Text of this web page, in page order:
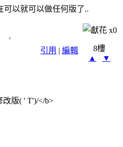
可以就可以做任何版了..
x0
引用 | 編輯
8樓
▲
▼
改版( ' T')/</b>